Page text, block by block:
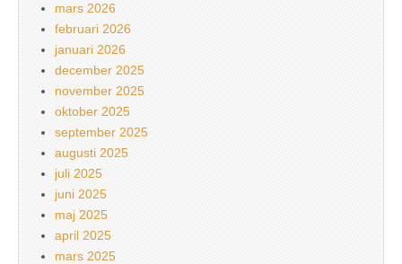
mars 2026
februari 2026
januari 2026
december 2025
november 2025
oktober 2025
september 2025
augusti 2025
juli 2025
juni 2025
maj 2025
april 2025
mars 2025